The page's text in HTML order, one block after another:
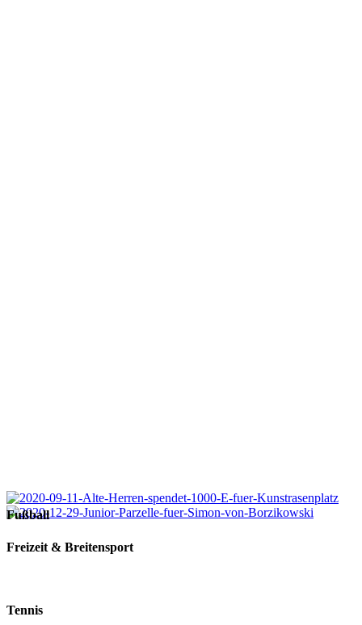
Fußball
Freizeit & Breitensport
Tennis